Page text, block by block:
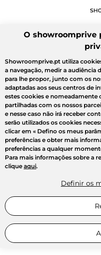
O showroomprive
Showroomprive.pt utiliza
a navegação, medir a audiência
para lhe propor, junto com os
adaptadas aos seus centros de
estes cookies e nomeadamente
partilhadas com os nossos
e nesse caso não irá receber
serão utilizados os cookies
clicar em « Defino os meus
preferências e obter mais
preferências a qualquer
Para mais informações sobre a
clique aqui.
Definir os